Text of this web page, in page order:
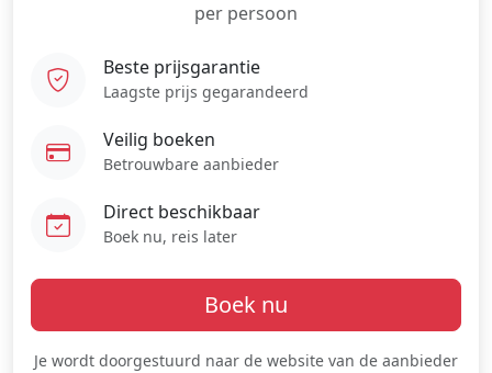
per persoon
Beste prijsgarantie
Laagste prijs gegarandeerd
Veilig boeken
Betrouwbare aanbieder
Direct beschikbaar
Boek nu, reis later
Boek nu
Je wordt doorgestuurd naar de website van de aanbieder